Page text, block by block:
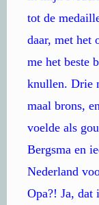
tot de
daar, met het
me het beste
knullen. Drie
maal brons,
voelde als
Bergsma en
Nederland
Opa?! Ja, dat